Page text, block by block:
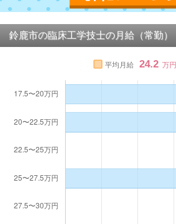
鈴鹿市の臨床工学技士の月給（常勤）
平均月給 24.2 万円